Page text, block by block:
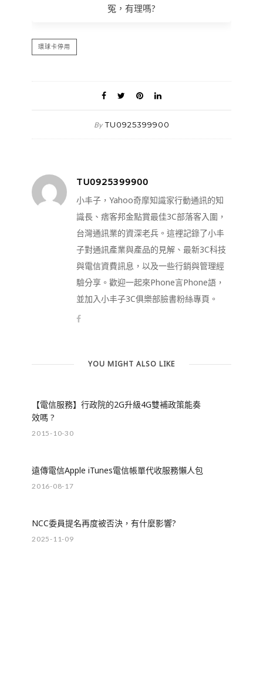
冤，有理嗎?
環球卡停用
By TU0925399900
TU0925399900
小丰子，Yahoo奇摩知識家行動通訊的知
識長、痞客邦金點賞最佳3C部落客入圍，
台灣通訊業的資深老兵。這裡記錄了小丰
子對通訊產業與產品的見解、最新3C科技
與電信資費訊息，以及一些行銷與管理經
驗分享。歡迎一起來Phone言Phone語，
並加入小丰子3C俱樂部臉書粉絲專頁。
YOU MIGHT ALSO LIKE
【電信服務】行政院的2G升級4G雙補政策能奏
效嗎 ?
2015-10-30
遠傳電信Apple iTunes電信帳單代收服務懶人包
2016-08-17
NCC委員提名再度被否決，有什麼影響?
2025-11-09